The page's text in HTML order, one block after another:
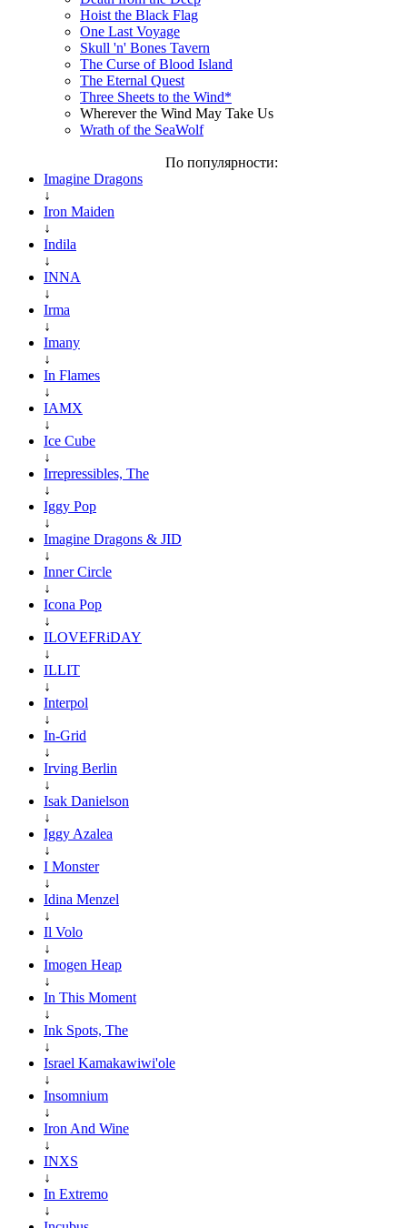
Hoist the Black Flag
One Last Voyage
Skull 'n' Bones Tavern
The Curse of Blood Island
The Eternal Quest
Three Sheets to the Wind*
Wherever the Wind May Take Us
Wrath of the SeaWolf
По популярности:
Imagine Dragons
↓
Iron Maiden
↓
Indila
↓
INNA
↓
Irma
↓
Imany
↓
In Flames
↓
IAMX
↓
Ice Cube
↓
Irrepressibles, The
↓
Iggy Pop
↓
Imagine Dragons & JID
↓
Inner Circle
↓
Icona Pop
↓
ILOVEFRiDAY
↓
ILLIT
↓
Interpol
↓
In-Grid
↓
Irving Berlin
↓
Isak Danielson
↓
Iggy Azalea
↓
I Monster
↓
Idina Menzel
↓
Il Volo
↓
Imogen Heap
↓
In This Moment
↓
Ink Spots, The
↓
Israel Kamakawiwi'ole
↓
Insomnium
↓
Iron And Wine
↓
INXS
↓
In Extremo
↓